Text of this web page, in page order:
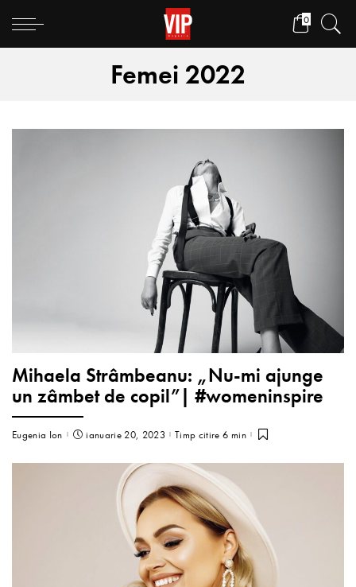
0
Femei 2022
Mihaela Strâmbeanu: „Nu-mi ajunge
un zâmbet de copil”| #womeninspire
Eugenia Ion ianuarie 20, 2023 Timp citire 6 min